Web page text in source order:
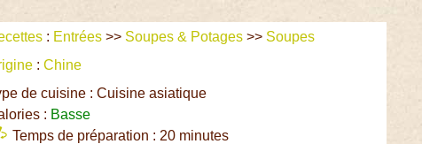
: Entrées >> Soupes & Potages >> Soupes
:Chine
de cuisine : Cuisine asiatique
: Basse
Temps de préparation : 20 minutes